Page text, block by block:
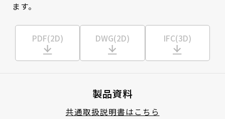
ます。
PDF(2D) DWG(2D) IFC(3D)
製品資料
共通取扱説明書はこちら